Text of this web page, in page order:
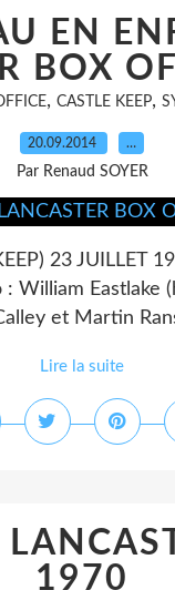
EN
BOX
, CASTLE KEEP,
20.09.2014 …
Par Renaud SOYER
23 JUILLET
William Eastlake
et Martin
Lire la suite
1970